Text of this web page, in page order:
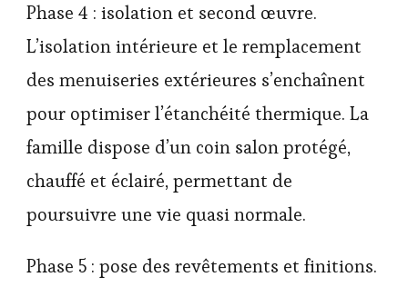
Phase 4 : isolation et second œuvre.
L’isolation intérieure et le remplacement
des menuiseries extérieures s’enchaînent
pour optimiser l’étanchéité thermique. La
famille dispose d’un coin salon protégé,
chauffé et éclairé, permettant de
poursuivre une vie quasi normale.
Phase 5 : pose des revêtements et finitions.